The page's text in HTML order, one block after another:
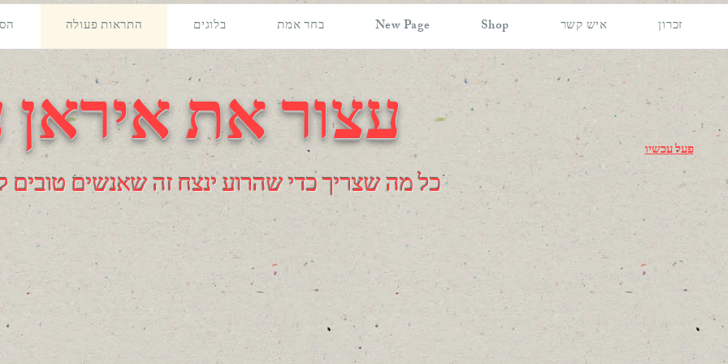
התראות פעולה בלוגים בחר אמת New Page Shop איש קשר זכרון
עצור את איראן פעל עכשיו
כל מה שצריך כדי שהרוע ינצח זה שאנשים טובים